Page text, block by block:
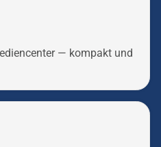
— kompakt und